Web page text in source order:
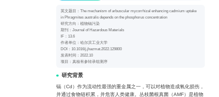
英文题目：The mechanism of arbuscular mycorrhizal enhancing cadmium uptake
in Phragmites australis depends on the phosphorus concentration
研究方向：植物镉污染
期刊：Journal of Hazardous Materials
IF：13.6
作者单位：哈尔滨工业大学
DOI：10.1016/j.jhazmat.2022.129800
发表时间：2022.10
项目：真核有参转录组测序
研究背景
镉（Cd）作为流动性最强的重金属之一，可以对植物造成氧化损伤，
并通过食物链积累，并危害人类健康。丛枝菌根真菌（AMF）是植物